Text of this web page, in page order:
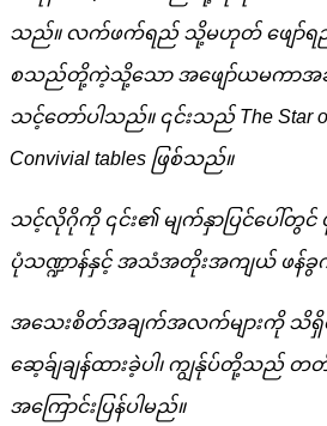
သည်။ လက်ဖက်ရည် သို့မဟုတ် ဖျော်
စသည်တို့ကဲ့သို့သော အဖျော်ယမကာအ
သင့်တော်ပါသည်။ ၎င်းသည် The Star of
Convivial tables ဖြစ်သည်။
သင့်လိုဂိုကို ၎င်း၏ မျက်နှာပြင်ပေါ်တွင်
ပုံသဏ္ဍာန်နှင့် အသံအတိုးအကျယ် ဖန်ခွက်
အသေးစိတ်အချက်အလက်များကို သိ
ဆေ့ခ်ျချန်ထားခဲ့ပါ၊ ကျွန်ုပ်တို့သည် တ
အကြောင်းပြန်ပါမည်။